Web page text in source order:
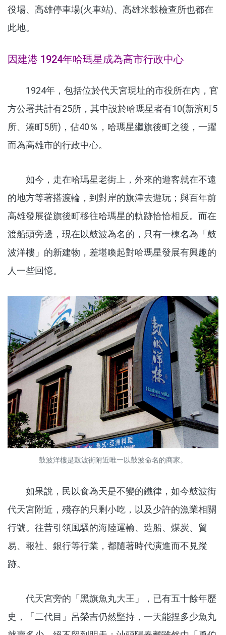
役場、高雄停車場(火車站)、高雄米穀檢查所也都在
此地。
因建港 1924年哈瑪星成為高市行政中心
1924年，包括位於代天宮現址的市役所在內，官
方公署共計有25所，其中設於哈瑪星者有10(新濱町5
所、湊町5所)，佔40％，哈瑪星繼旗後町之後，一躍
而為高雄市的行政中心。
如今，走在哈瑪星老街上，外來的遊客就在不遠
的地方等著搭渡輪，到對岸的旗津去遊玩；與百年前
高雄發展從旗後町移往哈瑪星的軌跡恰恰相反。而在
渡船頭旁邊，現在以鼓波為名的，只有一棟名為「鼓
波洋樓」的新建物，差堪喚起對哈瑪星發展有興趣的
人一些回憶。
鼓波洋樓是鼓波街附近唯一以鼓波命名的商家。
如果說，民以食為天是不變的鐵律，如今鼓波街
代天宮附近，殘存的只剩小吃，以及少許的漁業相關
行號。往昔引領風騷的海陸運輸、造船、煤炭、貿
易、報社、銀行等行業，都隨著時代演進而不見蹤
跡。
代天宮旁的「黑旗魚丸大王」，已有五十餘年歷
史，「二代目」呂榮吉仍然堅持，一天能捏多少魚丸